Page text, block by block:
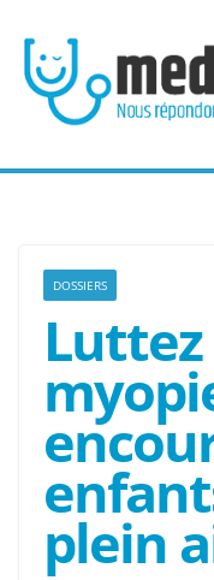
contenu
DOSSIERS
plein